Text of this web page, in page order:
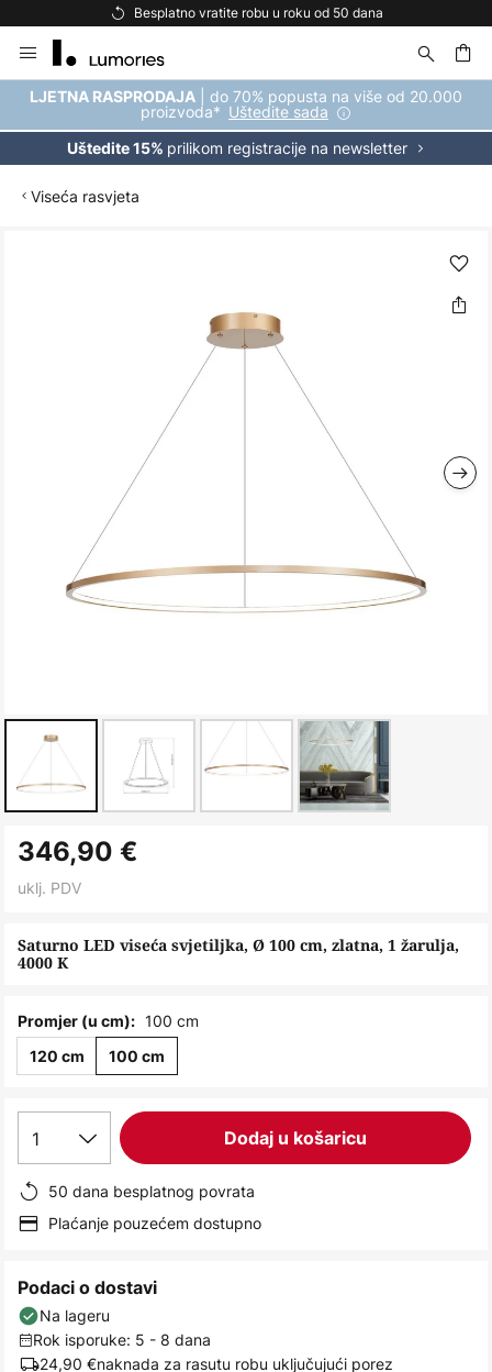
Besplatno vratite robu u roku od 50 dana
to
Content
LJETNA RASPRODAJA | do 70% popusta na više od 20.000
proizvoda* Uštedite sada
Uštedite 15% prilikom registracije na newsletter
Viseća rasvjeta
to
the
of
the
gallery
Saturno LED viseća svjetiljka, Ø 100 cm, zlatna, 1 žarulja,
4000 K
346,90 €
uklj. PDV
Promjer (u cm): 100 cm
120 cm 100 cm
1 Dodaj u košaricu
50 dana besplatnog povrata
Plaćanje pouzećem dostupno
Podaci o dostavi
Na lageru
Rok isporuke: 5 - 8 dana
24,90 €naknada za rasutu robu uključujući porez